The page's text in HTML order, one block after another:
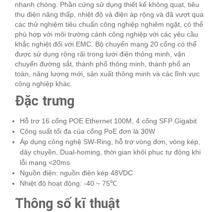
nhanh chóng. Phần cứng sử dụng thiết kế không quạt, tiêu
thụ điện năng thấp, nhiệt độ và điện áp rộng và đã vượt qua
các thử nghiệm tiêu chuẩn công nghiệp nghiêm ngặt, có thể
phù hợp với môi trường cảnh công nghiệp với các yêu cầu
khắc nghiệt đối với EMC. Bộ chuyển mạng 20 cổng có thể
được sử dụng rộng rãi trong lưới điện thông minh, vận
chuyển đường sắt, thành phố thông minh, thành phố an
toàn, năng lượng mới, sản xuất thông minh và các lĩnh vực
công nghiệp khác.
Đặc trưng
Hỗ trợ 16 cổng POE Ethernet 100M, 4 cổng SFP Gigabit
Công suất tối đa của cổng PoE đơn là 30W
Áp dụng công nghệ SW-Ring, hỗ trợ vòng đơn, vòng kép,
dây chuyền, Dual-homing, thời gian khôi phục tự động khi
lỗi mạng <20ms
Nguồn điện: nguồn điện kép 48VDC
Nhiệt độ hoạt động: -40 ~ 75℃
Thông số kĩ thuật